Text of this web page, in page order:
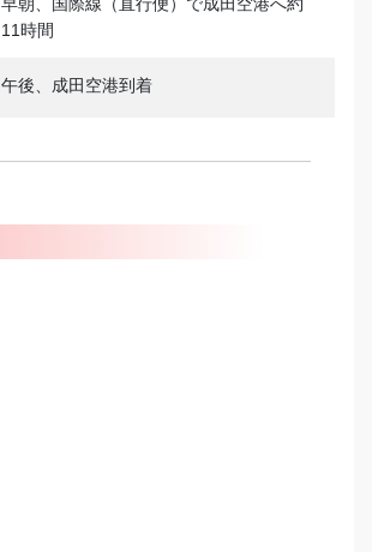
11時間
午後、成田空港到着